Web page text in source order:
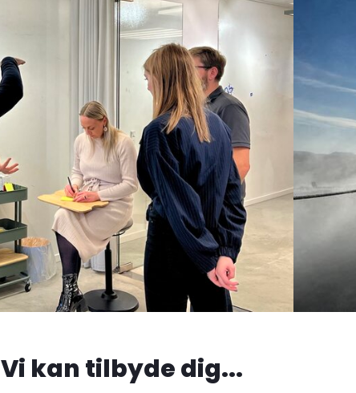
Vi kan tilbyde dig...